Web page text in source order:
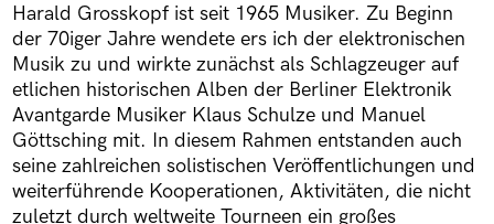
Harald Grosskopf ist seit 1965 Musiker. Zu Beginn
der 70iger Jahre wendete ers ich der elektronischen
Musik zu und wirkte zunächst als Schlagzeuger auf
etlichen historischen Alben der Berliner Elektronik
Avantgarde Musiker Klaus Schulze und Manuel
Göttsching mit. In diesem Rahmen entstanden auch
seine zahlreichen solistischen Veröffentlichungen und
weiterführende Kooperationen, Aktivitäten, die nicht
zuletzt durch weltweite Tourneen ein großes